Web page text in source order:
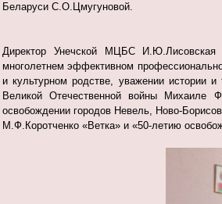
Беларуси С.О.Цмугуновой.
Директор Унечской МЦБС И.Ю.Лисовская
многолетнем эффективном
и культурном родстве, уважении истории
Великой Отечественной войны Михаиле
освобождении городов Невель, Ново-
М.Ф.Коротченко «Ветка» и «50-летию